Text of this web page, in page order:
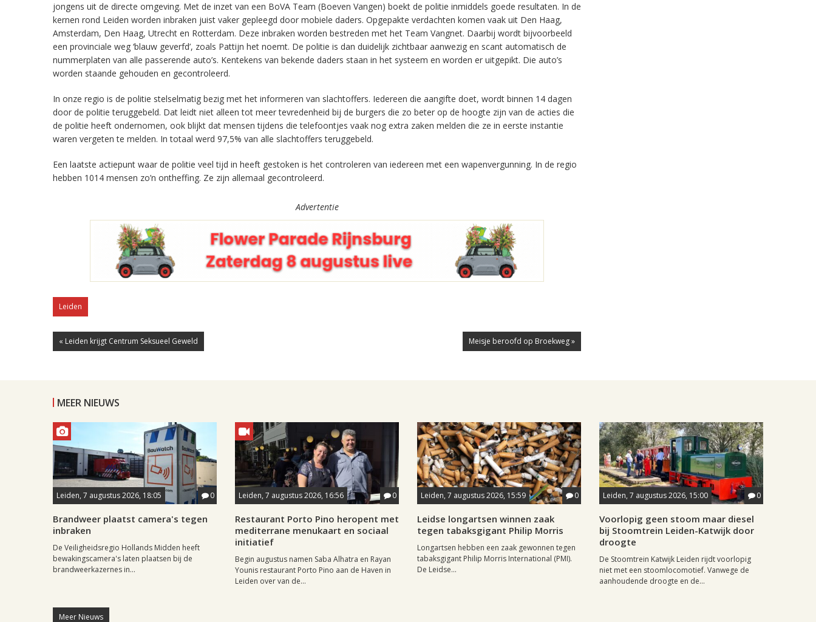
jongens uit de directe omgeving. Met de inzet van een BoVA Team (Boeven Vangen) boekt de politie inmiddels goede resultaten. In de
kernen rond Leiden worden inbraken juist vaker gepleegd door mobiele daders. Opgepakte verdachten komen vaak uit Den Haag,
Amsterdam, Den Haag, Utrecht en Rotterdam. Deze inbraken worden bestreden met het Team Vangnet. Daarbij wordt bijvoorbeeld
een provinciale weg ‘blauw geverfd’, zoals Pattijn het noemt. De politie is dan duidelijk zichtbaar aanwezig en scant automatisch de
nummerplaten van alle passerende auto’s. Kentekens van bekende daders staan in het systeem en worden er uitgepikt. Die auto’s
worden staande gehouden en gecontroleerd.
In onze regio is de politie stelselmatig bezig met het informeren van slachtoffers. Iedereen die aangifte doet, wordt binnen 14 dagen
door de politie teruggebeld. Dat leidt niet alleen tot meer tevredenheid bij de burgers die zo beter op de hoogte zijn van de acties die
de politie heeft ondernomen, ook blijkt dat mensen tijdens die telefoontjes vaak nog extra zaken melden die ze in eerste instantie
waren vergeten te melden. In totaal werd 97,5% van alle slachtoffers teruggebeld.
Een laatste actiepunt waar de politie veel tijd in heeft gestoken is het controleren van iedereen met een wapenvergunning. In de regio
hebben 1014 mensen zo’n ontheffing. Ze zijn allemaal gecontroleerd.
Advertentie
Leiden
« Leiden krijgt Centrum Seksueel Geweld Meisje beroofd op Broekweg »
MEER NIEUWS
Leiden, 7 augustus 2026, 18:05 0
Brandweer plaatst camera's tegen
inbraken
De Veiligheidsregio Hollands Midden heeft
bewakingscamera's laten plaatsen bij de
brandweerkazernes in...
Leiden, 7 augustus 2026, 16:56 0
Restaurant Porto Pino heropent met
mediterrane menukaart en sociaal
initiatief
Begin augustus namen Saba Alhatra en Rayan
Younis restaurant Porto Pino aan de Haven in
Leiden over van de...
Leiden, 7 augustus 2026, 15:59 0
Leidse longartsen winnen zaak
tegen tabaksgigant Philip Morris
Longartsen hebben een zaak gewonnen tegen
tabaksgigant Philip Morris International (PMI).
De Leidse...
Leiden, 7 augustus 2026, 15:00 0
Voorlopig geen stoom maar diesel
bij Stoomtrein Leiden-Katwijk door
droogte
De Stoomtrein Katwijk Leiden rijdt voorlopig
niet met een stoomlocomotief. Vanwege de
aanhoudende droogte en de...
Meer Nieuws